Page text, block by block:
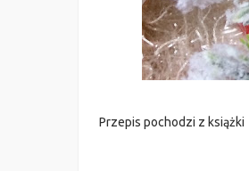
Przepis pochodzi z książki